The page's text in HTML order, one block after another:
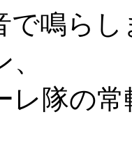
で鳴ら
レ隊の